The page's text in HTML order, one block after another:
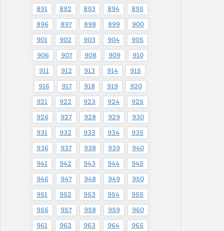
891 892 893 894 895
896 897 898 899 900
901 902 903 904 905
906 907 908 909 910
911 912 913 914 915
916 917 918 919 920
921 922 923 924 925
926 927 928 929 930
931 932 933 934 935
936 937 938 939 940
941 942 943 944 945
946 947 948 949 950
951 952 953 954 955
956 957 958 959 960
961 962 963 964 965